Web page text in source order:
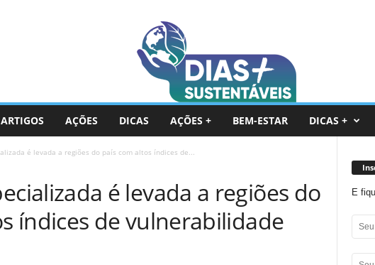
ARTIGOS AÇÕES DICAS AÇÕES + BEM-ESTAR DICAS +
é levada a regiões do país com altos índices de...
é levada a regiões do
índices de vulnerabilidade
E